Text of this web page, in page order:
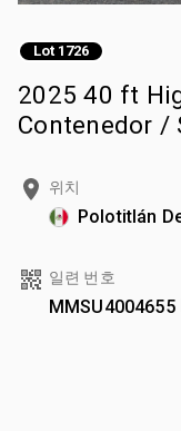
Lot 1726
2025 40 ft
Contenedor /
위치
Polotitlán
일련 번호
MMSU4004655